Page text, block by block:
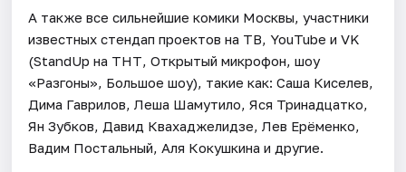
А также все сильнейшие комики Москвы, участники
известных стендап проектов на ТВ, YouTube и VK
(StandUp на ТНТ, Открытый микрофон, шоу
«Разгоны», Большое шоу), такие как: Саша Киселев,
Дима Гаврилов, Леша Шамутило, Яся Тринадцатко,
Ян Зубков, Давид Квахаджелидзе, Лев Ерёменко,
Вадим Постальный, Аля Кокушкина и другие.